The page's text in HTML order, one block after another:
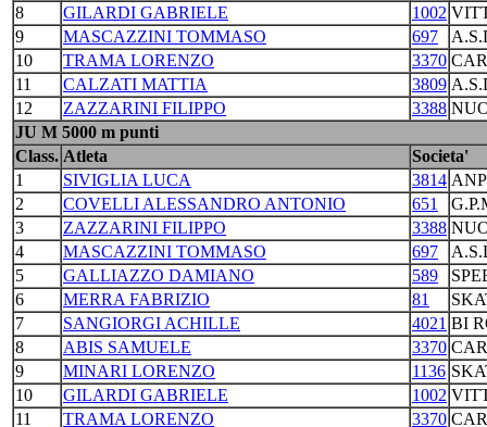
8
GILARDI GABRIELE 1002
9
MASCAZZINI TOMMASO 697
10
TRAMA LORENZO 3370
11
CALZATI MATTIA 3809
12
ZAZZARINI FILIPPO 3388
JU M 5000 m punti
Class. Atleta
Societa'
1
SIVIGLIA LUCA 3814
2
COVELLI ALESSANDRO ANTONIO 651
3
ZAZZARINI FILIPPO 3388
4
MASCAZZINI TOMMASO 697
5
GALLIAZZO DAMIANO 589
6
MERRA FABRIZIO 81
7
SANGIORGI ACHILLE 4021 BI
8
ABIS SAMUELE 3370
9
MINARI LORENZO 1136
10
GILARDI GABRIELE 1002
11
TRAMA LORENZO 3370